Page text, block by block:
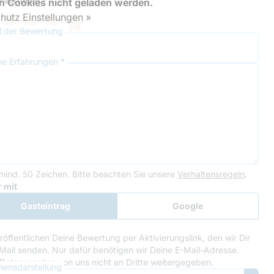
der Bewertung
Erfahrungen *
50 Zeichen. Bitte beachten Sie unsere Verhaltensregeln.
Recaptcha
mit
Gasteintrag
Google
Anmeldung
Deine Bewertung per Aktivierungslink, den wir Dir
senden. Nur dafür benötigen wir Deine E-Mail-Adresse.
werden von uns nicht an Dritte weitergegeben.
Cookies nicht geladen werden.
Einstellungen »